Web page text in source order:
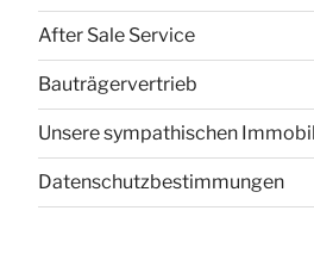
After Sale Service
Bauträgervertrieb
Unsere sympathischen
Datenschutzbestimmungen